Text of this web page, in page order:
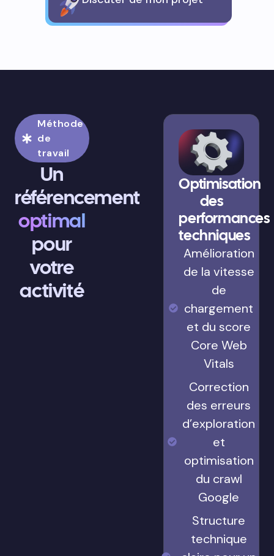
Méthode
de
travail
Un
référencement
optimal
pour
votre
activité
Optimisation
des
performances
techniques
Amélioration
de la vitesse
de
chargement
et du score
Core Web
Vitals
Correction
des erreurs
d’exploration
et
optimisation
du crawl
Google
Structure
technique